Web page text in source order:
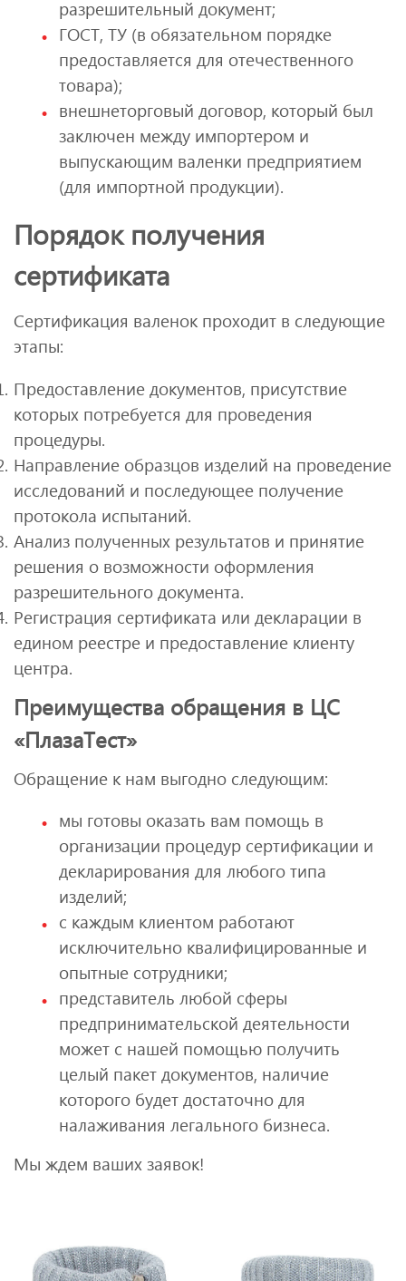
разрешительный документ;
ГОСТ, ТУ (в обязательном порядке
предоставляется для отечественного
товара);
внешнеторговый договор, который был
заключен между импортером и
выпускающим валенки предприятием
(для импортной продукции).
Порядок получения
сертификата
Сертификация валенок проходит в следующие
этапы:
Предоставление документов, присутствие
которых потребуется для проведения
процедуры.
Направление образцов изделий на проведение
исследований и последующее получение
протокола испытаний.
Анализ полученных результатов и принятие
решения о возможности оформления
разрешительного документа.
Регистрация сертификата или декларации в
едином реестре и предоставление клиенту
центра.
Преимущества обращения в ЦС
«ПлазаТест»
Обращение к нам выгодно следующим:
мы готовы оказать вам помощь в
организации процедур сертификации и
декларирования для любого типа
изделий;
с каждым клиентом работают
исключительно квалифицированные и
опытные сотрудники;
представитель любой сферы
предпринимательской деятельности
может с нашей помощью получить
целый пакет документов, наличие
которого будет достаточно для
налаживания легального бизнеса.
Мы ждем ваших заявок!